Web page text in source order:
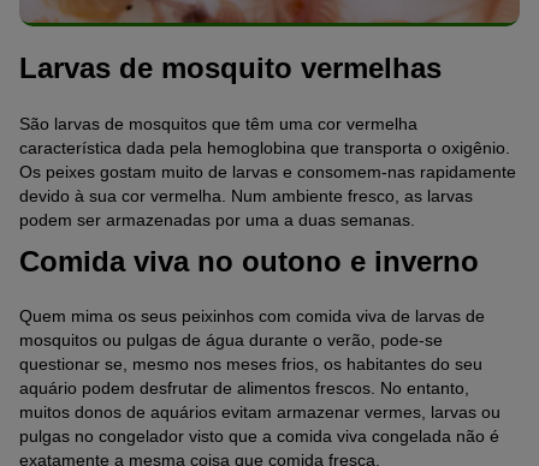
Larvas de mosquito vermelhas
São larvas de mosquitos que têm uma cor vermelha
característica dada pela hemoglobina que transporta o oxigênio.
Os peixes gostam muito de larvas e consomem-nas rapidamente
devido à sua cor vermelha. Num ambiente fresco, as larvas
podem ser armazenadas por uma a duas semanas.
Comida viva no outono e inverno
Quem mima os seus peixinhos com comida viva de larvas de
mosquitos ou pulgas de água durante o verão, pode-se
questionar se, mesmo nos meses frios, os habitantes do seu
aquário podem desfrutar de alimentos frescos. No entanto,
muitos donos de aquários evitam armazenar vermes, larvas ou
pulgas no congelador visto que a comida viva congelada não é
exatamente a mesma coisa que comida fresca.